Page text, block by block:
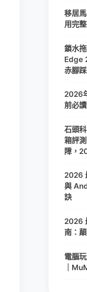
移居
用完
鎖水
Edge
赤腳
2026
前必
石頭
箱評
障，
2026
與
訣
2026
南：
電腦
｜